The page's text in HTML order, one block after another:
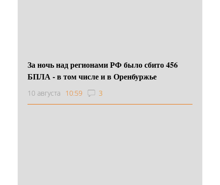
За ночь над регионами РФ было сбито 456
БПЛА - в том числе и в Оренбуржье
10 августа 10:59 3